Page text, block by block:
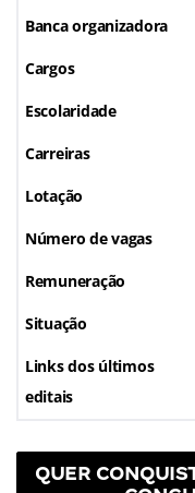
Banca organizadora
Cargos
Escolaridade
Carreiras
Lotação
Número de vagas
Remuneração
Situação
Links dos últimos
editais
QUER